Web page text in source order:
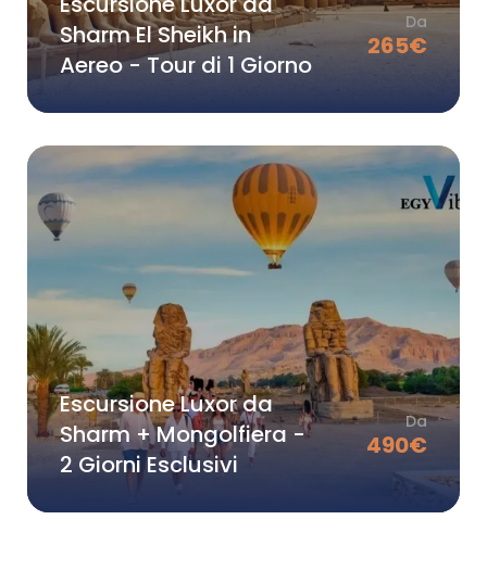
Sharm El Sheikh in
Aereo - Tour di 1 Giorno
Da
265€
Escursione Luxor da
Sharm + Mongolfiera -
2 Giorni Esclusivi
Da
490€